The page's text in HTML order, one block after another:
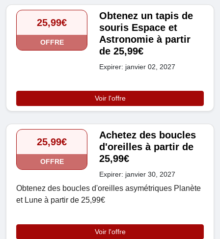
25,99€
OFFRE
Obtenez un tapis de
souris Espace et
Astronomie à partir
de 25,99€
Expirer: janvier 02, 2027
Voir l'offre
25,99€
OFFRE
Achetez des boucles
d'oreilles à partir de
25,99€
Expirer: janvier 30, 2027
Obtenez des boucles d'oreilles asymétriques Planète
et Lune à partir de 25,99€
Voir l'offre